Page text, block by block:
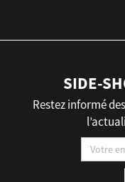
SIDE-
Restez informé